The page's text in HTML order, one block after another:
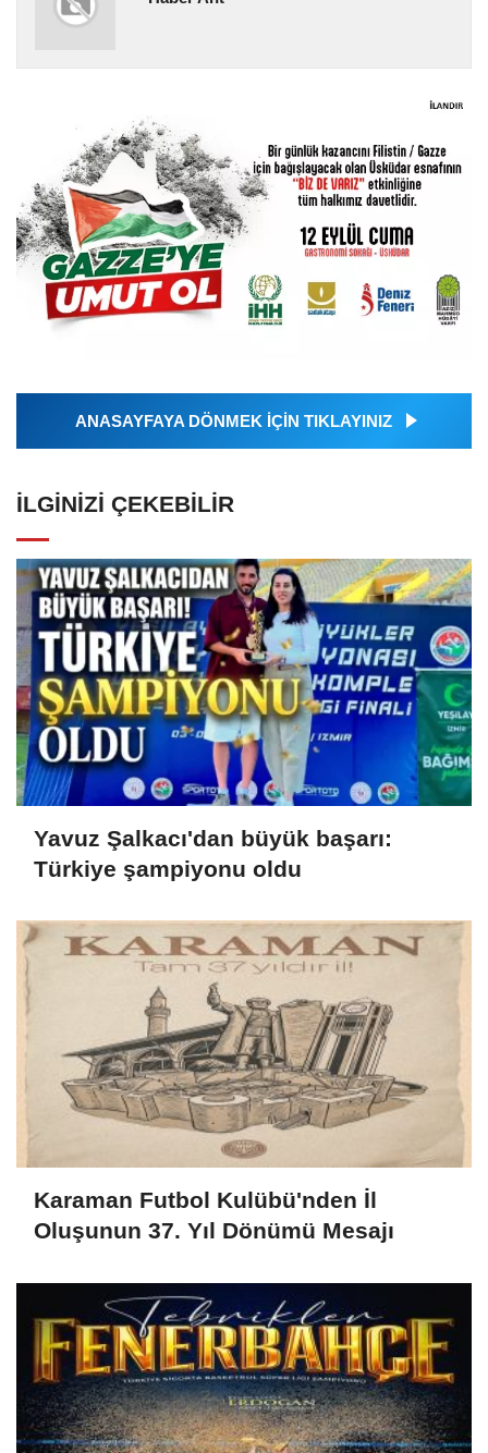
ANASAYFAYA DÖNMEK İÇİN TIKLAYINIZ
İLGINIZI ÇEKEBILIR
Yavuz Şalkacı'dan büyük başarı:
Türkiye şampiyonu oldu
Karaman Futbol Kulübü'nden İl
Oluşunun 37. Yıl Dönümü Mesajı